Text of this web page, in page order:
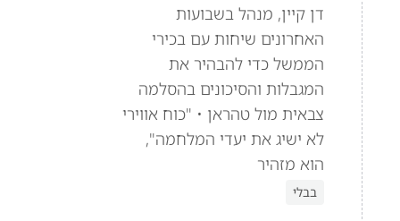
דן קיין, מנהל בשבועות
האחרונים שיחות עם בכירי
הממשל כדי להבהיר את
המגבלות והסיכונים בהסלמה
צבאית מול טהראן • "כוח אווירי
לא ישיג את יעדי המלחמה",
הוא מזהיר
בבלי